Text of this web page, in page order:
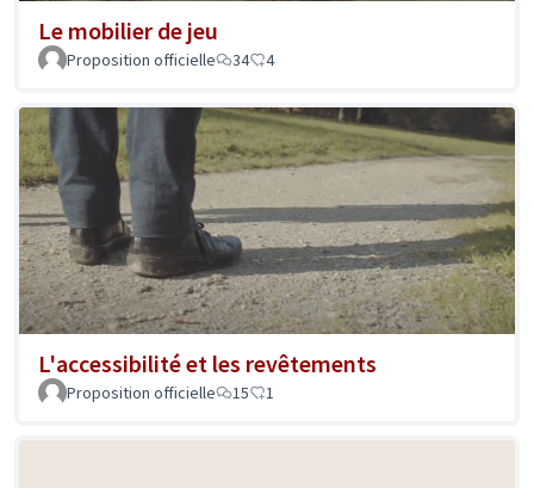
Le mobilier de jeu
Proposition officielle 34 4
L'accessibilité et les revêtements
Proposition officielle 15 1